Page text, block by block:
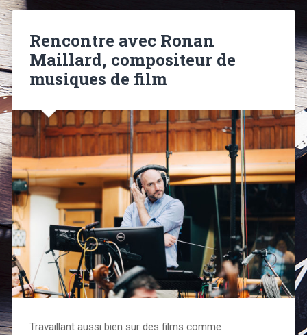
Rencontre avec Ronan
Maillard, compositeur de
musiques de film
Travaillant aussi bien sur des films comme